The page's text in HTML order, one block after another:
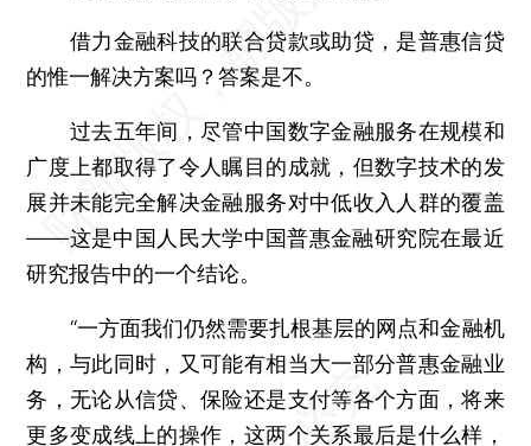
借力金融科技的联合贷款或助贷，是普惠信贷
的惟一解决方案吗？答案是不。
过去五年间，尽管中国数字金融服务在规模和
广度上都取得了令人瞩目的成就，但数字技术的发
展并未能完全解决金融服务对中低收入人群的覆盖
——这是中国人民大学中国普惠金融研究院在最近
研究报告中的一个结论。
“一方面我们仍然需要扎根基层的网点和金融机
构，与此同时，又可能有相当大一部分普惠金融业
务，无论从信贷、保险还是支付等各个方面，将来
更多变成线上的操作，这两个关系最后是什么样，